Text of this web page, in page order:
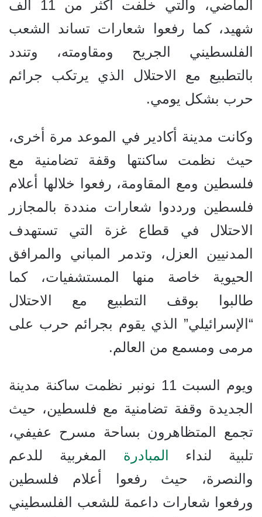
الماضي، والتي خلفت أكثر من 11 ألف
شهيد، كما رفعوا شعارات تساند الشعب
الفلسطيني الجريح ومقاومته، وتندد
بالتطبيع مع الاحتلال الذي يرتكب جرائم
حرب بشكل يومي.
وكانت مدينة أكادير في الموعد مرة أخرى،
حيث نظمت ساكنتها وقفة تضامنية مع
فلسطين ومع المقاومة، رفعوا خلالها أعلام
فلسطين ورددوا شعارات منددة بالمجازر
الاحتلال في قطاع غزة التي تستهدف
المدنيين العزل، وتدمر المباني والمرافق
الحيوية خاصة منها المستشفيات، كما
طالبوا بوقف التطبيع مع الاحتلال
“الإسرائيلي” الذي يقوم بجرائم حرب على
مرمى ومسمع من العالم.
ويوم السبت 11 نونبر نظمت ساكنة مدينة
الجديدة وقفة تضامنية مع فلسطين، حيث
تجمع المتظاهرون بساحة مسرح عفيفي،
تلبية لنداء
المبادرة المغربية للدعم
والنصرة، حيث رفعوا أعلام فلسطين
ورفعوا شعارات داعمة للشعب الفلسطيني